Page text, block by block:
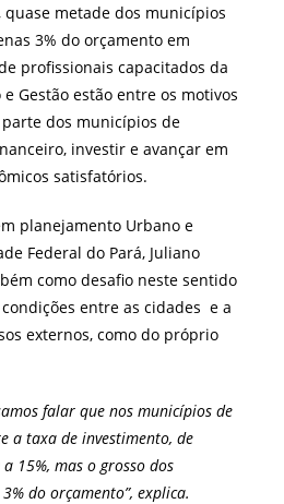
quase metade dos municípios
3% do orçamento em
profissionais capacitados da
Gestão estão entre os motivos
dos municípios de
investir e avançar em
satisfatórios.
planejamento Urbano e
Federal do Pará, Juliano
como desafio neste sentido
entre as cidades e a
externos, como do próprio
falar que nos municípios de
a taxa de investimento, de
15%, mas o grosso dos
do orçamento”, explica.